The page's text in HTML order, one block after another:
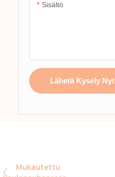
Sisältö
Lähetä Kysely Nyt
Mukautettu